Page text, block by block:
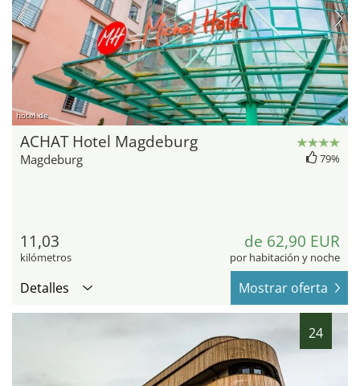
hotel.de
ACHAT Hotel Magdeburg
Magdeburg 79%
11,03
kilómetros
de 62,90 EUR
por habitación y noche
Detalles Mostrar oferta
24